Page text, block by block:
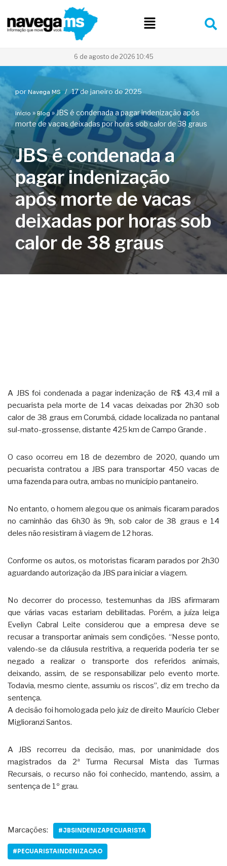
Pular
para
6 de agosto de 2026 10:45
por Navega MS 17 de janeiro de 2025
Início »Blog»JBS é condenada a pagar indenização após
morte de vacas deixadas por horas sob calor de 38 graus
JBS é condenada a
pagar indenização
após morte de vacas
deixadas por horas sob
calor de 38 graus
A JBS foi condenada a pagar indenização de R$ 43,4 mil a
pecuarista pela morte de 14 vacas deixadas por 2h30 sob
calor de 38 graus em Corumbá, cidade localizada no pantanal
sul-mato-grossense, distante 425 km de Campo Grande .
O caso ocorreu em 18 de dezembro de 2020, quando um
pecuarista contratou a JBS para transportar 450 vacas de
uma fazenda para outra, ambas no município pantaneiro.
No entanto, o homem alegou que os animais ficaram parados
no caminhão das 6h30 às 9h, sob calor de 38 graus e 14
deles não resistiram à viagem de 12 horas.
Conforme os autos, os motoristas ficaram parados por 2h30
aguardando autorização da JBS para iniciar a viagem.
No decorrer do processo, testemunhas da JBS afirmaram
que várias vacas estariam debilitadas. Porém, a juíza leiga
Eveliyn Cabral Leite considerou que a empresa deve se
recusar a transportar animais sem condições. “Nesse ponto,
valendo-se da cláusula restritiva, a requerida poderia ter se
negado a realizar o transporte dos referidos animais,
deixando, assim, de se responsabilizar pelo evento morte.
Todavia, mesmo ciente, assumiu os riscos”, diz em trecho da
sentença.
A decisão foi homologada pelo juiz de direito Maurício Cleber
Miglioranzi Santos.
A JBS recorreu da decisão, mas, por unanimidade dos
magistrados da 2ª Turma Recursal Mista das Turmas
Recursais, o recurso não foi conhecido, mantendo, assim, a
sentença de 1º grau.
Marcações: #JBSINDENIZAPECUARISTA
#PECUARISTAINDENIZACAO